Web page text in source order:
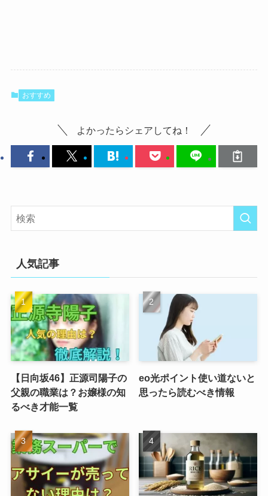
おすすめ
よかったらシェアしてね！
人気記事
【日向坂46】正源司陽子の
父親の職業は？お嬢様の知
るべき才能一覧
eo光ポイント使い道ないと
思ったら読むべき情報